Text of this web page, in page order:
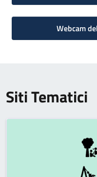
Webcam
Siti Tematici